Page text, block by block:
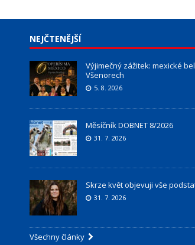
NEJČTENĚJŠÍ
Výjimečný zážitek: mexické
Všenorech
5. 8. 2026
Měsíčník DOBNET 8/2026
31. 7. 2026
Skrze květ objevuji vše
31. 7. 2026
Všechny články